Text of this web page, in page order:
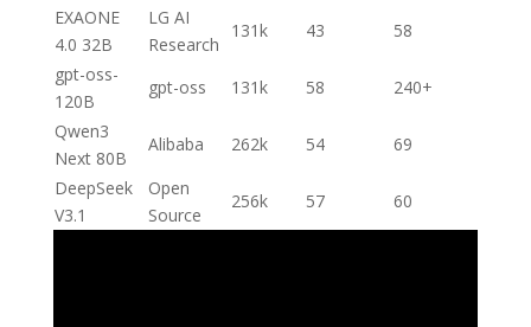
EXAONE
4.0 32B
LG AI
Research
131k 43
58
gpt-oss-
120B
gpt-oss 131k 58
240+
Qwen3
Next 80B
Alibaba 262k 54
69
DeepSeek
V3.1
Open
Source
256k 57 60